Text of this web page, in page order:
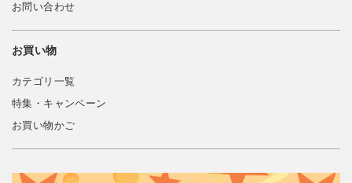
お問い合わせ
お買い物
カテゴリ一覧
特集・キャンペーン
お買い物かご